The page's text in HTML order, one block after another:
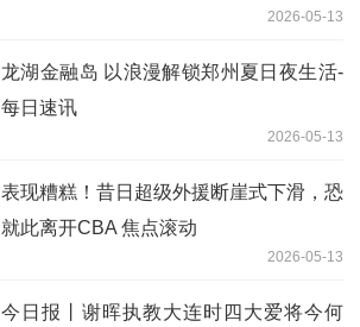
2026-05-13
龙湖金融岛 以浪漫解锁郑州夏日夜生活-
每日速讯
2026-05-13
表现糟糕！昔日超级外援断崖式下滑，恐
就此离开CBA 焦点滚动
2026-05-13
今日报丨谢晖执教大连时四大爱将今何